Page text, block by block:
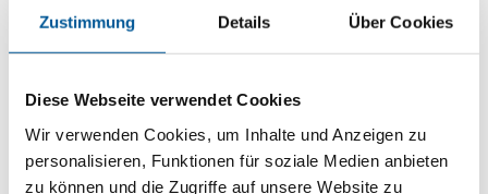
Zustimmung Details Über Cookies
Diese Webseite verwendet Cookies
Wir verwenden Cookies, um Inhalte und Anzeigen zu
personalisieren, Funktionen für soziale Medien anbieten
zu können und die Zugriffe auf unsere Website zu
定制批量大小
不含 PFAS